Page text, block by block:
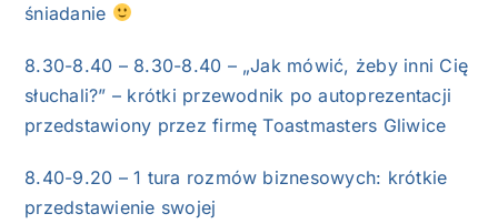
śniadanie
8.30-8.40 – 8.30-8.40 – „Jak mówić, żeby inni Cię
słuchali?” – krótki przewodnik po autoprezentacji
przedstawiony przez firmę Toastmasters Gliwice
8.40-9.20 – 1 tura rozmów biznesowych: krótkie
przedstawienie swojej